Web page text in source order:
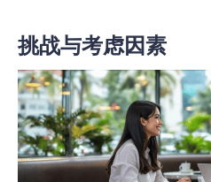
挑战与考虑因素